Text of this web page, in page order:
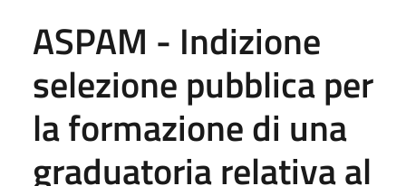
ASPAM - Indizione
selezione pubblica per
la formazione di una
graduatoria relativa al